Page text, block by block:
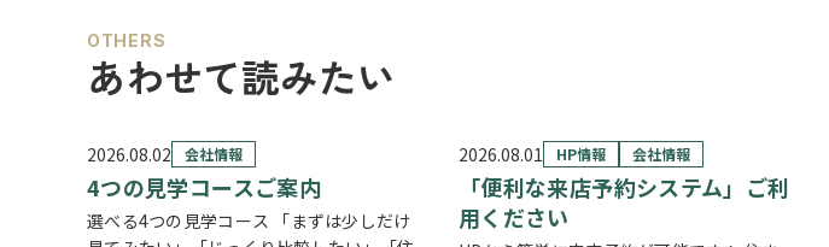
OTHERS
あわせて読みたい
2026.08.02 会社情報
4つの見学コースご案内
選べる4つの見学コース 「まずは少しだけ
2026.08.01 HP情報 会社情報
「便利な来店予約システム」ご利
用ください